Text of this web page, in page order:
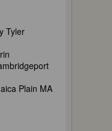
Tyler
Plain MA